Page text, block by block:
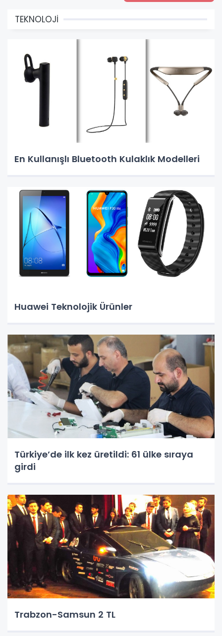
TEKNOLOJİ
En Kullanışlı Bluetooth Kulaklık Modelleri
Huawei Teknolojik Ürünler
Türkiye’de ilk kez üretildi: 61 ülke sıraya
girdi
Trabzon-Samsun 2 TL